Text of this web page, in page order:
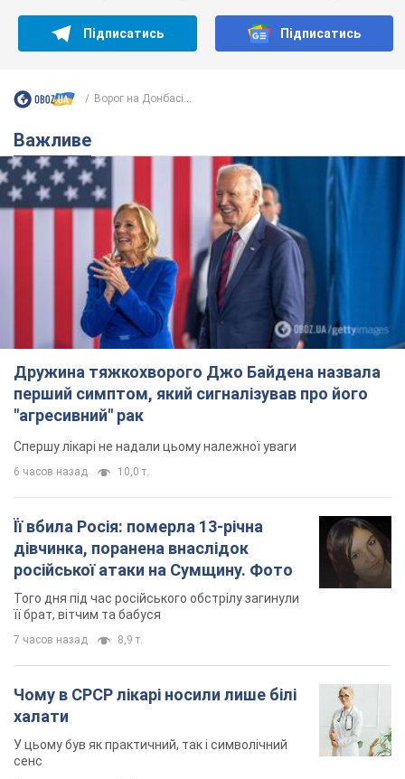
Підписатись Підписатись
Ворог на Донбасі...
Важливе
Дружина тяжкохворого Джо Байдена назвала
перший симптом, який сигналізував про його
"агресивний" рак
Спершу лікарі не надали цьому належної уваги
6 часов назад 10,0 т.
Її вбила Росія: померла 13-річна
дівчинка, поранена внаслідок
російської атаки на Сумщину. Фото
Того дня під час російського обстрілу загинули
її брат, вітчим та бабуся
7 часов назад 8,9 т.
Чому в СРСР лікарі носили лише білі
халати
У цьому був як практичний, так і символічний
сенс